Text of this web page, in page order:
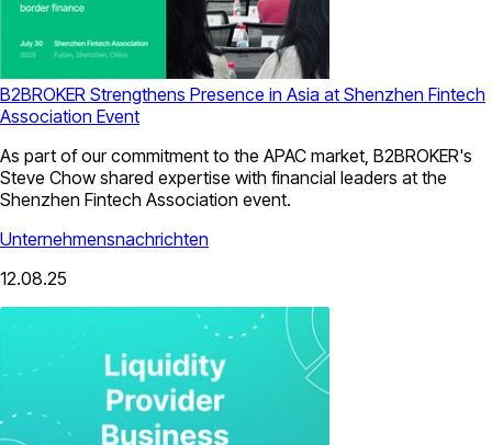
B2BROKER Strengthens Presence in Asia at Shenzhen Fintech
Association Event
As part of our commitment to the APAC market, B2BROKER's
Steve Chow shared expertise with financial leaders at the
Shenzhen Fintech Association event.
Unternehmensnachrichten
12.08.25